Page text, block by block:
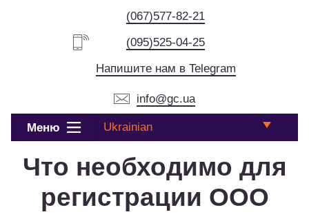
(067)577-82-21
(095)525-04-25
Напишите нам в Telegram
info@gc.ua
Меню Ukrainian
Что необходимо для
регистрации ООО